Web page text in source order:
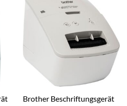
Brother Beschriftungsgerät